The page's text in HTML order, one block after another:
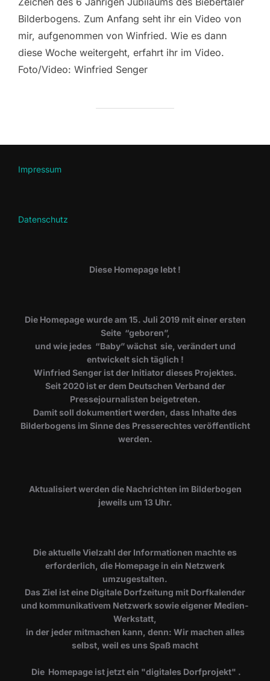
Bilderbogens. Zum Anfang seht ihr ein Video von
mir, aufgenommen von Winfried. Wie es dann
diese Woche weitergeht, erfahrt ihr im Video.
Foto/Video: Winfried Senger
Impressum
Datenschutz
Diese Homepage lebt !
Die Homepage wurde am 15. Juli 2019 mit einer ersten
Seite “geboren”,
und wie jedes “Baby” wächst sie, verändert und
entwickelt sich täglich !
Winfried Senger ist der Initiator dieses Projektes.
Seit 2020 ist er dem Deutschen Verband der
Pressejournalisten beigetreten.
Damit soll dokumentiert werden, dass Inhalte des
Bilderbogens im Sinne des Presserechtes veröffentlicht
werden.
​Aktualisiert werden die Nachrichten im Bilderbogen
jeweils um 13 Uhr.
Die aktuelle Vielzahl der Informationen machte es
erforderlich, die Homepage in ein Netzwerk
umzugestalten.
Das Ziel ist eine Digitale Dorfzeitung mit Dorfkalender
und kommunikativem Netzwerk sowie eigener Medien-
Werkstatt,
in der jeder mitmachen kann, denn: Wir machen alles
selbst, weil es uns Spaß macht
Die Homepage ist jetzt ein "digitales Dorfprojekt" .